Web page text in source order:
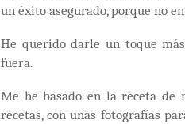
un éxito asegurado, porque no
He querido darle un toque
fuera.
Me he basado en la receta
recetas, con unas fotografías